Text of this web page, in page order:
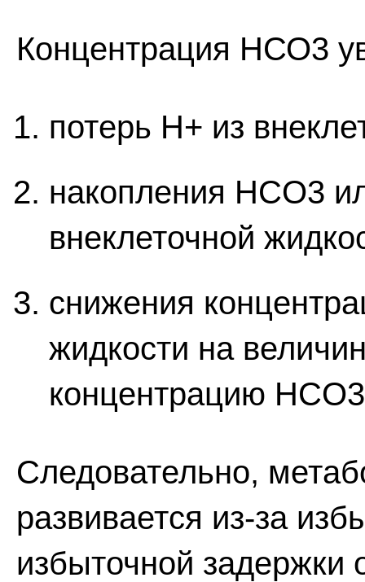
Концентрация НСО3
потерь Н+ из
накопления HCO3
внеклеточной
снижения
жидкости на
концентрацию
Следовательно,
развивается из-за
избыточной задержки